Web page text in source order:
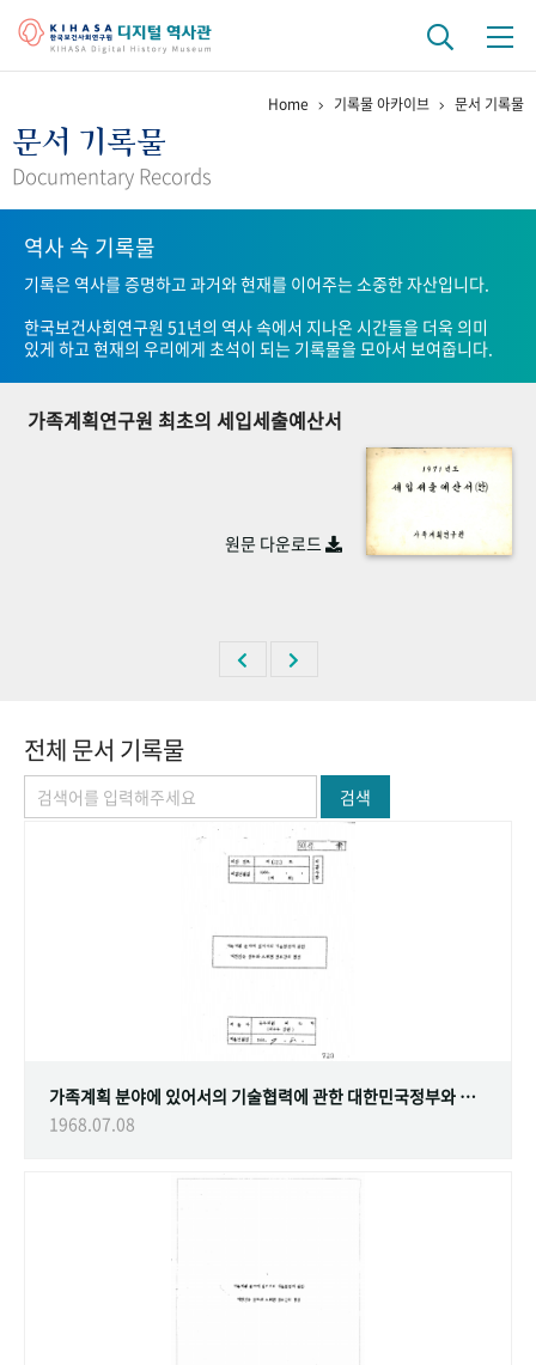
걸어온 길 기관 변천사
연구 역사
정책과 연구 키워드로 보는 연구 역사
연구자들
기록물 아카이브
사진 아카이브 문서 기록물 행정박물
숫자로 보는 50년 50+1주년 광장
Home 기록물 아카이브 문서 기록물
문서 기록물
Documentary Records
역사 속 기록물
기록은 역사를 증명하고 과거와 현재를 이어주는 소중한 자산입니다.
한국보건사회연구원 51년의 역사 속에서 지나온 시간들을 더욱 의미
있게 하고 현재의 우리에게 초석이 되는 기록물을 모아서 보여줍니다.
가족계획연구원 최초의 세입세출예산서
원문 다운로드
전체 문서 기록물
검색
가족계획 분야에 있어서의 기술협력에 관한 대한민국정부와 스웨덴 정부간의 협정
1968.07.08